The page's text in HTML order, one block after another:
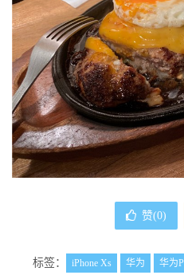
赞(0)
标签： iPhone Xs 华为 华为